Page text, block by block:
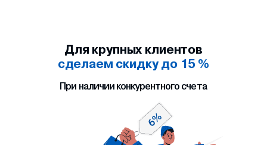
Для крупных клиентов
сделаем скидку до 15 %
При наличии конкурентного счета